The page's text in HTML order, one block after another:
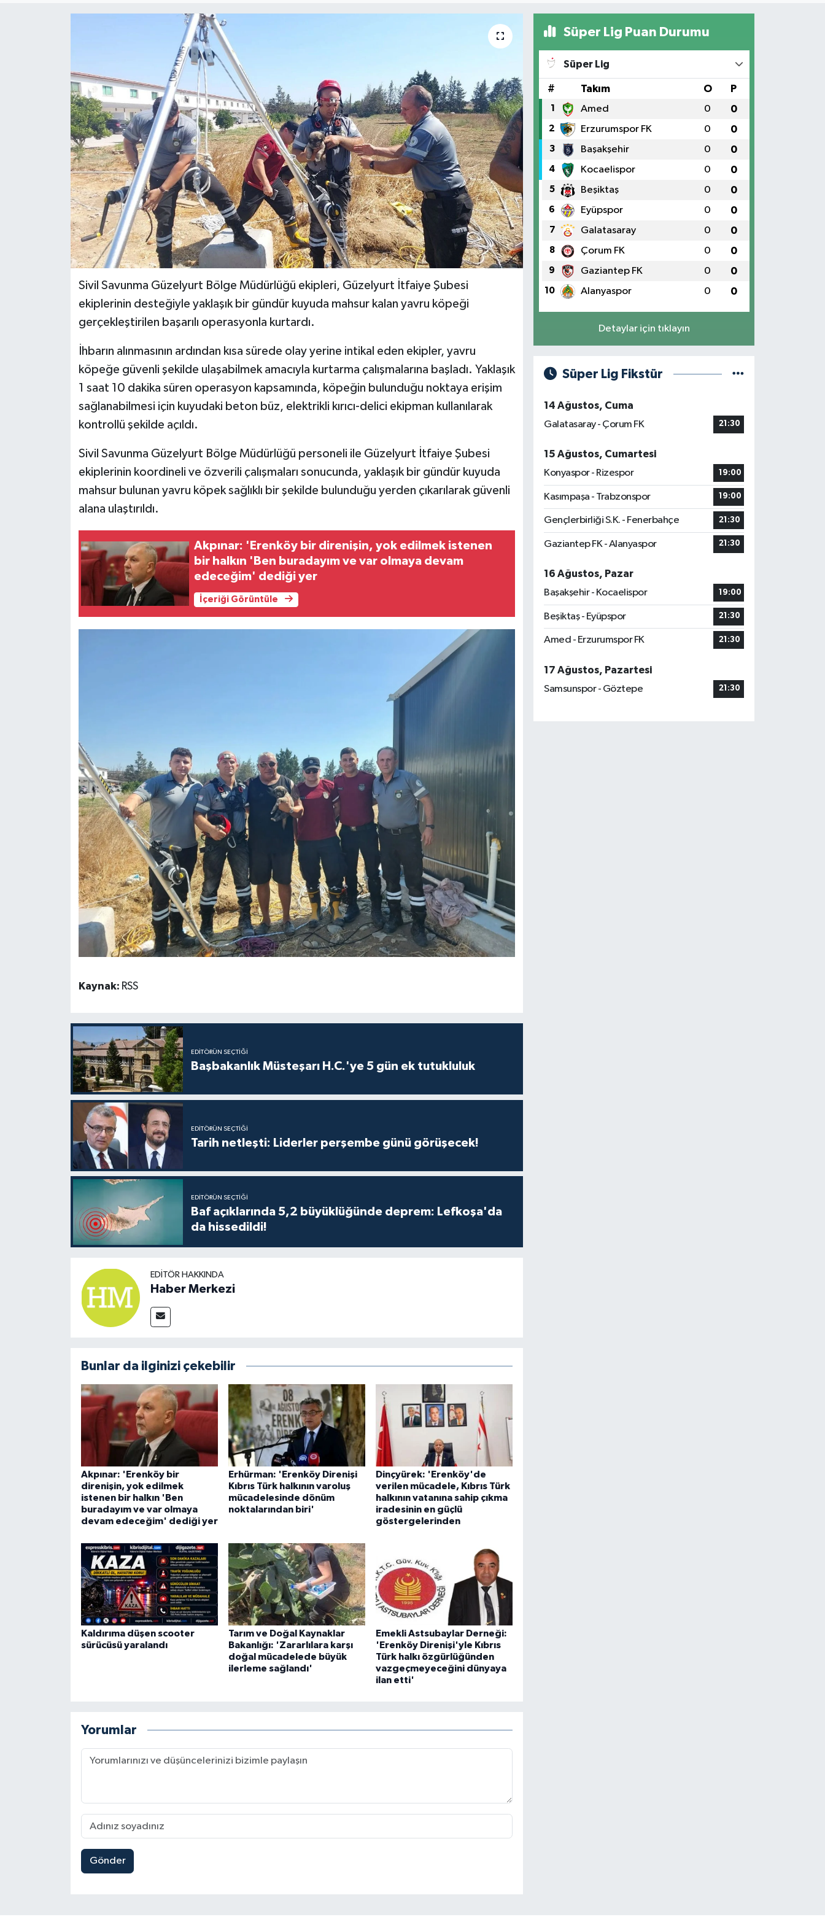
Sivil Savunma Güzelyurt Bölge Müdürlüğü ekipleri, Güzelyurt İtfaiye Şubesi
ekiplerinin desteğiyle yaklaşık bir gündür kuyuda mahsur kalan yavru köpeği
gerçekleştirilen başarılı operasyonla kurtardı.
İhbarın alınmasının ardından kısa sürede olay yerine intikal eden ekipler, yavru
köpeğe güvenli şekilde ulaşabilmek amacıyla kurtarma çalışmalarına başladı. Yaklaşık
1 saat 10 dakika süren operasyon kapsamında, köpeğin bulunduğu noktaya erişim
sağlanabilmesi için kuyudaki beton büz, elektrikli kırıcı-delici ekipman kullanılarak
kontrollü şekilde açıldı.
Sivil Savunma Güzelyurt Bölge Müdürlüğü personeli ile Güzelyurt İtfaiye Şubesi
ekiplerinin koordineli ve özverili çalışmaları sonucunda, yaklaşık bir gündür kuyuda
mahsur bulunan yavru köpek sağlıklı bir şekilde bulunduğu yerden çıkarılarak güvenli
alana ulaştırıldı.
Akpınar: 'Erenköy bir direnişin, yok edilmek istenen
bir halkın 'Ben buradayım ve var olmaya devam
edeceğim' dediği yer
İçeriği Görüntüle
Kaynak: RSS
EDITÖRÜN SEÇTIĞI
Başbakanlık Müsteşarı H.C.'ye 5 gün ek tutukluluk
EDITÖRÜN SEÇTIĞI
Tarih netleşti: Liderler perşembe günü görüşecek!
EDITÖRÜN SEÇTIĞI
Baf açıklarında 5,2 büyüklüğünde deprem: Lefkoşa'da
da hissedildi!
EDITÖR HAKKINDA
Haber Merkezi
Bunlar da ilginizi çekebilir
Akpınar: 'Erenköy bir
direnişin, yok edilmek
istenen bir halkın 'Ben
buradayım ve var olmaya
devam edeceğim' dediği yer
Erhürman: 'Erenköy Direnişi
Kıbrıs Türk halkının varoluş
mücadelesinde dönüm
noktalarından biri'
Dinçyürek: 'Erenköy'de
verilen mücadele, Kıbrıs Türk
halkının vatanına sahip çıkma
iradesinin en güçlü
göstergelerinden
Kaldırıma düşen scooter
sürücüsü yaralandı
Tarım ve Doğal Kaynaklar
Bakanlığı: 'Zararlılara karşı
doğal mücadelede büyük
ilerleme sağlandı'
Emekli Astsubaylar Derneği:
'Erenköy Direnişi'yle Kıbrıs
Türk halkı özgürlüğünden
vazgeçmeyeceğini dünyaya
ilan etti'
Yorumlar
Gönder
Süper Lig Puan Durumu
Süper Lig
# Takım O P
1 Amed 0 0
2 Erzurumspor FK 0 0
3 Başakşehir 0 0
4 Kocaelispor 0 0
5 Beşiktaş 0 0
6 Eyüpspor 0 0
7 Galatasaray 0 0
8 Çorum FK 0 0
9 Gaziantep FK 0 0
10 Alanyaspor 0 0
Detaylar için tıklayın
Süper Lig Fikstür
14 Ağustos, Cuma
Galatasaray - Çorum FK
21:30
15 Ağustos, Cumartesi
Konyaspor - Rizespor
19:00
Kasımpaşa - Trabzonspor 19:00
Gençlerbirliği S.K. - Fenerbahçe 21:30
Gaziantep FK - Alanyaspor 21:30
16 Ağustos, Pazar
Başakşehir - Kocaelispor
19:00
Beşiktaş - Eyüpspor 21:30
Amed - Erzurumspor FK 21:30
17 Ağustos, Pazartesi
Samsunspor - Göztepe
21:30
GÜNDEM
GÜNEY KIBRIS
İÇ HABERLER
KÜLTÜR SANAT
MAGAZİN
ÖZEL HABER